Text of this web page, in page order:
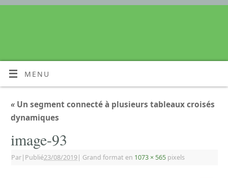
MENU
« Un segment connecté à plusieurs tableaux croisés
dynamiques
image-93
Par| Publié23/08/2019| Grand format en 1073 × 565 pixels